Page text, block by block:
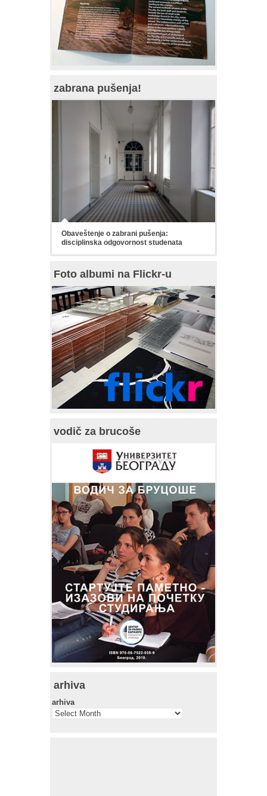
zabrana pušenja!
Obaveštenje o zabrani pušenja:
disciplinska odgovornost studenata
Foto albumi na Flickr-u
vodič za brucoše
arhiva
arhiva